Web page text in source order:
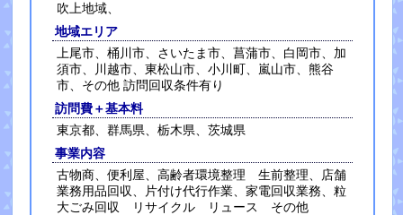
吹上地域、
地域エリア
上尾市、桶川市、さいたま市、菖蒲市、白岡市、加
須市、川越市、東松山市、小川町、嵐山市、熊谷
市、その他 訪問回収条件有り
訪問費＋基本料
東京都、群馬県、栃木県、茨城県
事業内容
古物商、便利屋、高齢者環境整理 生前整理、店舗
業務用品回収、片付け代行作業、家電回収業務、粒
大ごみ回収 リサイクル リュース その他